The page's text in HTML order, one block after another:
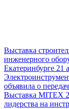
Выставка
инженерного
Екатеринбурге 21
объявила о
Выставка MITEX
лидерства на